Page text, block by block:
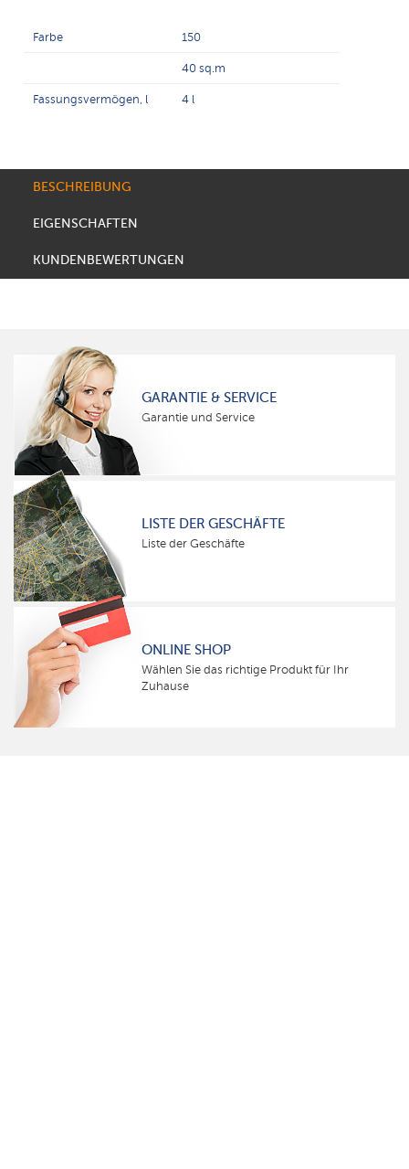
Farbe 150
40 sq.m
Fassungsvermögen, l 4 l
BESCHREIBUNG
EIGENSCHAFTEN
KUNDENBEWERTUNGEN
GARANTIE & SERVICE
Garantie und Service
LISTE DER GESCHÄFTE
Liste der Geschäfte
ONLINE SHOP
Wählen Sie das richtige Produkt für Ihr
Zuhause